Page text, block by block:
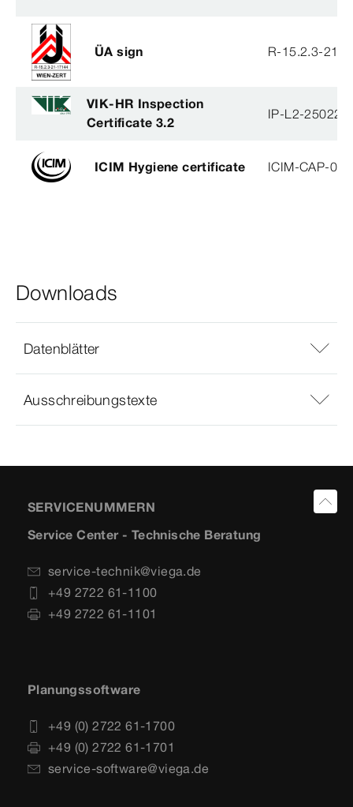
ÜA sign R-15.2.3-21-
VIK-HR Inspection
Certificate 3.2
IP-L2-
ICIM Hygiene certificate ICIM-CAP-
Downloads
Datenblätter
Ausschreibungstexte
SERVICENUMMERN
Service Center - Technische Beratung
service-technik@viega.de
+49 2722 61-1100
+49 2722 61-1101
Planungssoftware
+49 (0) 2722 61-1700
+49 (0) 2722 61-1701
service-software@viega.de